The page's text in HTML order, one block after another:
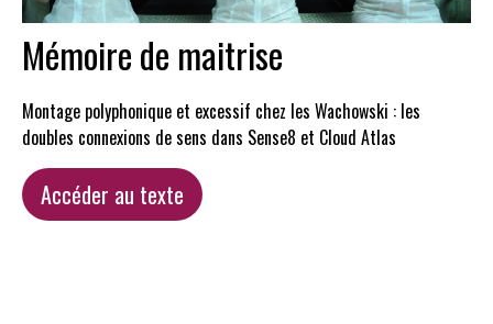
Mémoire de maitrise
Montage polyphonique et excessif chez les Wachowski : les
doubles connexions de sens dans Sense8 et Cloud Atlas
Accéder au texte